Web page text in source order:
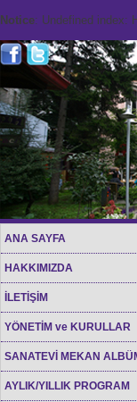
Notice: Undefined index:
ANA SAYFA
HAKKIMIZDA
İLETİŞİM
YÖNETİM ve KURULLAR
SANATEVİ MEKAN
AYLIK/YILLIK PROGRAM